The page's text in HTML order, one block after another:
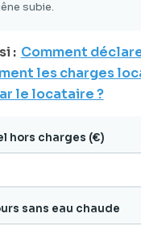
subie.
: Comment
les charges
le locataire ?
hors charges (€)
sans eau chaude